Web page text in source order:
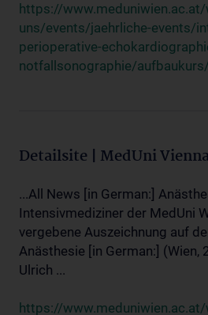
https://
uns/events/jaehrliche-events/
perioperative-
notfallsonographie/aufbaukurs/
Detailsite | MedUni
...All News [in German:]
Intensivmediziner der MedUni
vergebene Auszeichnung auf
Anästhesie [in German:] (Wien,
Ulrich ...
https://